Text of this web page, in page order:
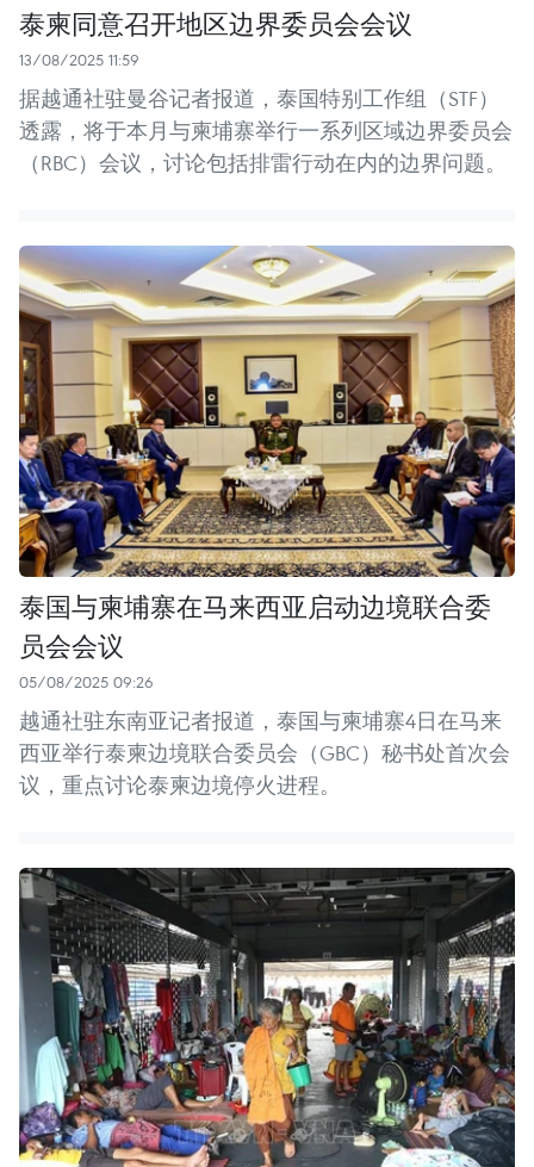
泰柬同意召开地区边界委员会会议
13/08/2025 11:59
据越通社驻曼谷记者报道，泰国特别工作组（STF）
透露，将于本月与柬埔寨举行一系列区域边界委员会
（RBC）会议，讨论包括排雷行动在内的边界问题。
泰国与柬埔寨在马来西亚启动边境联合委
员会会议
05/08/2025 09:26
越通社驻东南亚记者报道，泰国与柬埔寨4日在马来
西亚举行泰柬边境联合委员会（GBC）秘书处首次会
议，重点讨论泰柬边境停火进程。